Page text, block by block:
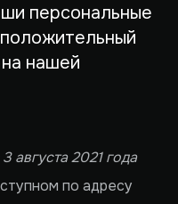
персональные
нашей
августа 2021 года
по адресу